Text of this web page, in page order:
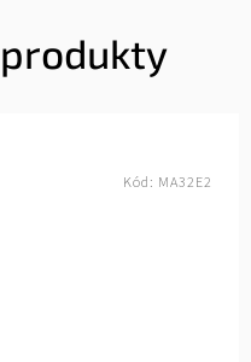
Kód: MA32E2